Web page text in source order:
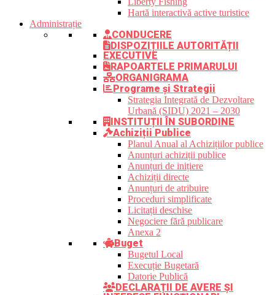
Hartă interactivă active turistice
Administrație
CONDUCERE
DISPOZIȚIILE AUTORITĂȚII
EXECUTIVE
RAPOARTELE PRIMARULUI
ORGANIGRAMA
Programe și Strategii
Strategia Integrată de Dezvoltare
Urbană (SIDU) 2021 – 2030
INSTITUȚII ÎN SUBORDINE
Achiziții Publice
Planul Anual al Achizițiilor publice
Anunțuri achiziții publice
Anunțuri de inițiere
Achiziții directe
Anunțuri de atribuire
Proceduri simplificate
Licitații deschise
Negociere fără publicare
Anexa 2
Buget
Bugetul Local
Execuție Bugetară
Datorie Publică
DECLARAȚII DE AVERE ȘI